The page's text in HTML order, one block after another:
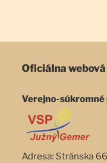
Oficiálna
Verejno-
Adresa: Stránska